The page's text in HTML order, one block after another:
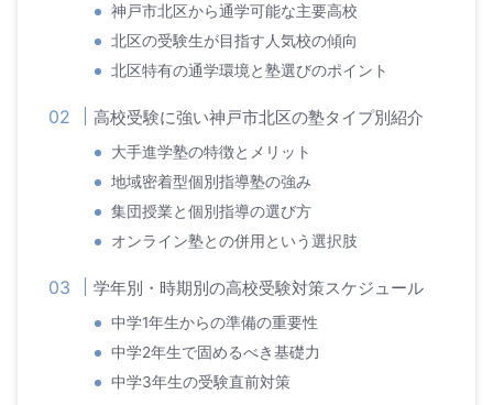
神戸市北区から通学可能な主要高校
北区の受験生が目指す人気校の傾向
北区特有の通学環境と塾選びのポイント
高校受験に強い神戸市北区の塾タイプ別紹介
大手進学塾の特徴とメリット
地域密着型個別指導塾の強み
集団授業と個別指導の選び方
オンライン塾との併用という選択肢
学年別・時期別の高校受験対策スケジュール
中学1年生からの準備の重要性
中学2年生で固めるべき基礎力
中学3年生の受験直前対策